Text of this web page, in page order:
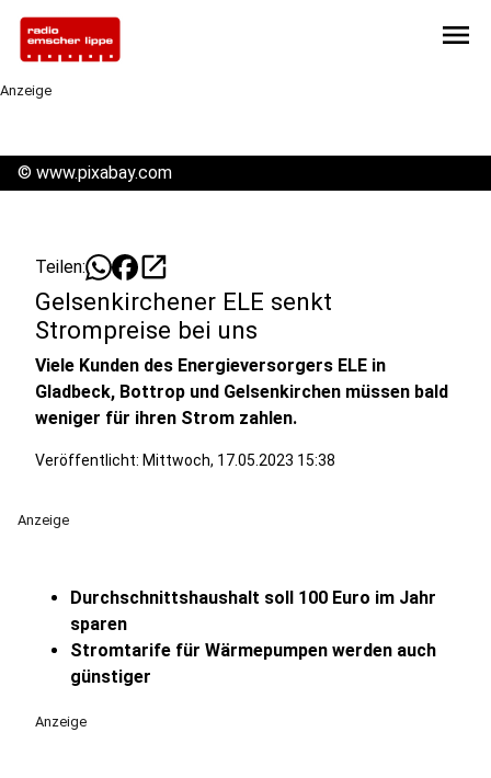
menu
Anzeige
© www.pixabay.com
Teilen: open_in_new
Gelsenkirchener ELE senkt
Strompreise bei uns
Viele Kunden des Energieversorgers ELE in
Gladbeck, Bottrop und Gelsenkirchen müssen bald
weniger für ihren Strom zahlen.
Veröffentlicht: Mittwoch, 17.05.2023 15:38
Anzeige
Durchschnittshaushalt soll 100 Euro im Jahr
sparen
Stromtarife für Wärmepumpen werden auch
günstiger
Anzeige